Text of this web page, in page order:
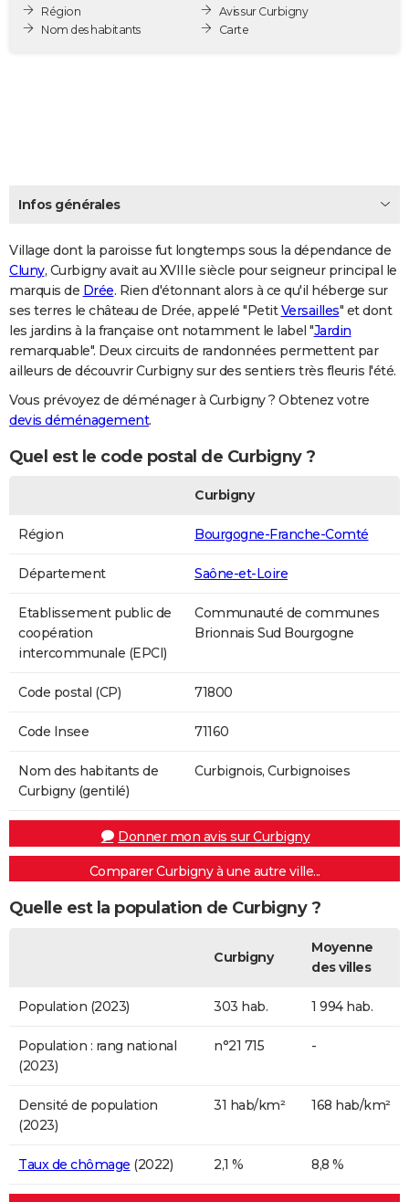
Destinations
City break
Voyage nature
Voyage de noces
Forum
ClimatPHOTO
Dictionnaire
Biographies
Citations
Expressions
Proverbes
PROGRAMME TV
COPAINS D'AVANT
S'inscrire
Se connecter
Lycées
Collèges
Primaires
Universités
Entreprises
Service militaire
Avis de recherche
AVIS DE DÉCÈS
FORUM
Bricolage
Lifestyle
Culture
Sport
Auto
Television
Voyage
Cinema
Région
Nom des habitants
Avis sur Curbigny
Carte
Infos générales
Village dont la paroisse fut longtemps sous la dépendance de
Cluny, Curbigny avait au XVIIIe siècle pour seigneur principal le
marquis de Drée. Rien d'étonnant alors à ce qu'il héberge sur
ses terres le château de Drée, appelé "PetitVersailles" et dont
les jardins à la française ont notamment le label "Jardin
remarquable". Deux circuits de randonnées permettent par
ailleurs de découvrir Curbigny sur des sentiers très fleuris l'été.
Vous prévoyez de déménager à Curbigny ? Obtenez votre
devis déménagement.
Quel est le code postal de Curbigny ?
Curbigny
Région Bourgogne-Franche-Comté
Département Saône-et-Loire
Etablissement public de
coopération
intercommunale (EPCI)
Communauté de communes
Brionnais Sud Bourgogne
Code postal (CP) 71800
Code Insee 71160
Nom des habitants de
Curbigny (gentilé)
Curbignois, Curbignoises
Donner mon avis sur Curbigny
Comparer Curbigny à une autre ville...
Quelle est la population de Curbigny ?
Curbigny
Moyenne
des villes
Population (2023) 303 hab. 1 994 hab.
Population : rang national
(2023)
n°21 715 -
Densité de population
(2023)
31 hab/km² 168 hab/km²
Taux de chômage (2022) 2,1 % 8,8 %